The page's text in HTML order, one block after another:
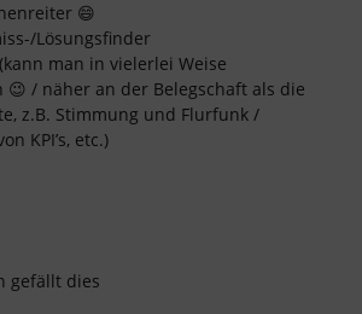
😄
Lösungsfinder
man in vielerlei Weise
/ näher an der Belegschaft als die
z.B. Stimmung und Flurfunk /
KPI’s, etc.)
gefällt dies